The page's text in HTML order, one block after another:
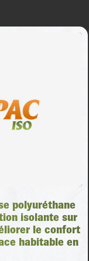
polyuréthane
isolante sur
le confort
habitable en